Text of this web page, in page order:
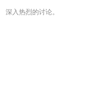
深入热烈的讨论。